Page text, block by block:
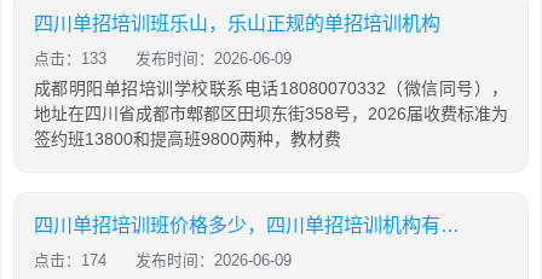
四川单招培训班乐山，乐山正规的单招培训机构
点击：133 发布时间：2026-06-09
成都明阳单招培训学校联系电话18080070332（微信同号），
地址在四川省成都市郫都区田坝东街358号，2026届收费标准为
签约班13800和提高班9800两种，教材费
四川单招培训班价格多少，四川单招培训机构有哪些
点击：174 发布时间：2026-06-09